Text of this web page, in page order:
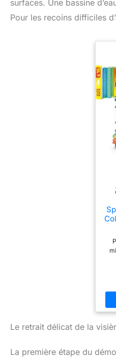
surfaces. Une bassine
Pour les recoins difficiles
le
les
Le retrait délicat de la
La première étape du